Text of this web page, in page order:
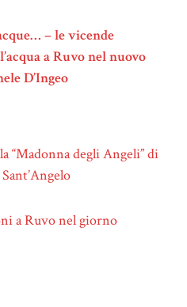
– le vicende
a Ruvo nel nuovo
D’Ingeo
“Madonna degli Angeli” di
a Ruvo nel giorno